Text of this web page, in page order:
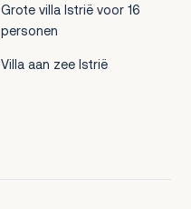
Grote villa Istrië voor 16
personen
Villa aan zee Istrië